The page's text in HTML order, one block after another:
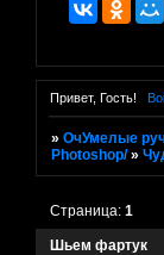
Привет, Гость!
»ОчУмелые
Photoshop/ »
Шьем фартук
Страница:1